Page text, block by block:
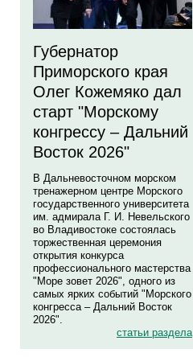
Губернатор
Приморского края
Олег Кожемяко дал
старт "Морскому
конгрессу – Дальний
Восток 2026"
В Дальневосточном морском
тренажерном центре Морского
государственного университета
им. адмирала Г. И. Невельского
во Владивостоке состоялась
торжественная церемония
открытия конкурса
профессионального мастерства
"Море зовет 2026", одного из
самых ярких событий "Морского
конгресса – Дальний Восток
2026".
статьи раздела